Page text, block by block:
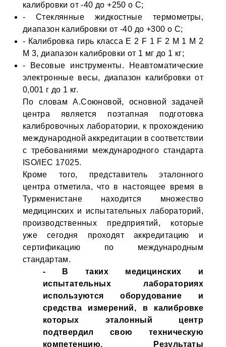
калибровки от -40 до +250 о С;
- Стеклянные жидкостные термометры,
диапазон калибровки от -40 до +300 о С;
- Калибровка гирь класса E 2 F 1 F 2 M 1 M 2
M 3, диапазон калибровки от 1 мг до 1 кг;
- Весовые инструменты. Неавтоматические
электронные весы, диапазон калибровки от
0,001 г до 1 кг.
По словам А.Союновой, основной задачей
центра является поэтапная подготовка
калибровочных лаборатории, к прохождению
международной аккредитации в соответствии
с требованиями международного стандарта
ISO/IEC 17025.
Кроме того, представитель эталонного
центра отметила, что в настоящее время в
Туркменистане находится множество
медицинских и испытательных лабораторий,
производственных предприятий, которые
уже сегодня проходят аккредитацию и
сертификацию по международным
стандартам.
- В таких медицинских и
испытательных лабораториях
используются оборудование и
средства измерений, в калибровке
которых эталонный центр
подтвердил свою техническую
компетенцию. Результаты